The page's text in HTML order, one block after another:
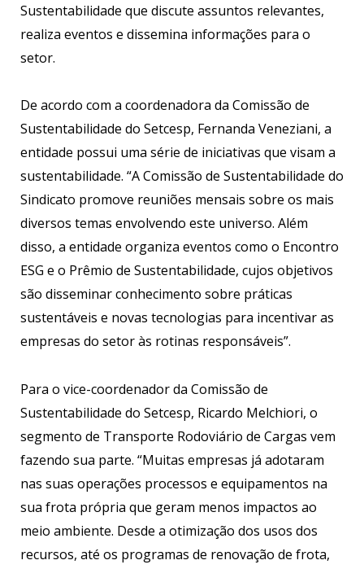
Sustentabilidade que discute assuntos relevantes,
realiza eventos e dissemina informações para o
setor.
De acordo com a coordenadora da Comissão de
Sustentabilidade do Setcesp, Fernanda Veneziani, a
entidade possui uma série de iniciativas que visam a
sustentabilidade. “A Comissão de Sustentabilidade do
Sindicato promove reuniões mensais sobre os mais
diversos temas envolvendo este universo. Além
disso, a entidade organiza eventos como o Encontro
ESG e o Prêmio de Sustentabilidade, cujos objetivos
são disseminar conhecimento sobre práticas
sustentáveis e novas tecnologias para incentivar as
empresas do setor às rotinas responsáveis”.
Para o vice-coordenador da Comissão de
Sustentabilidade do Setcesp, Ricardo Melchiori, o
segmento de Transporte Rodoviário de Cargas vem
fazendo sua parte. “Muitas empresas já adotaram
nas suas operações processos e equipamentos na
sua frota própria que geram menos impactos ao
meio ambiente. Desde a otimização dos usos dos
recursos, até os programas de renovação de frota,